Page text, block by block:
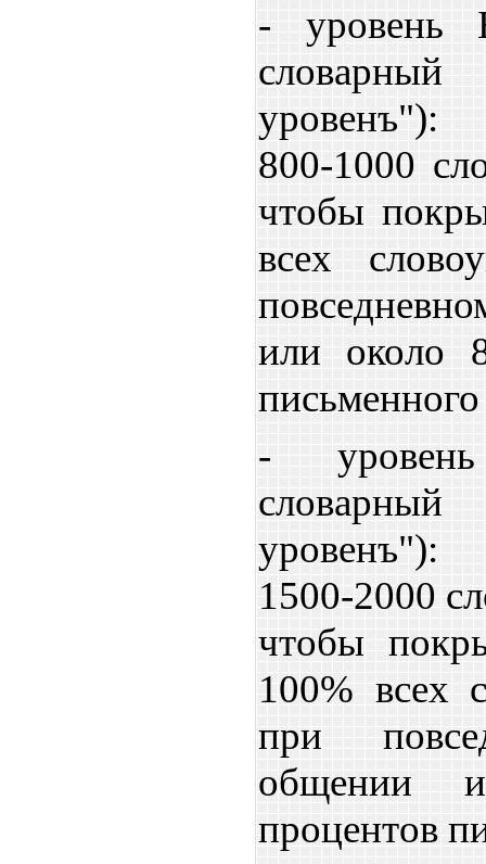
- уровень
уровенъ"):
800-1000
чтобы
всех
или около
письменного
-
уровенъ"):
1500-2000
чтобы
100% всех
при
общении
процентов